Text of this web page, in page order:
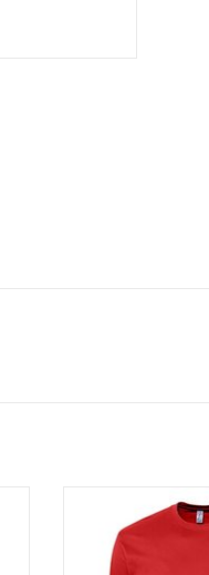
ronde hals 'Monarch'
11 kleuren in de
Gemaakt van 100%